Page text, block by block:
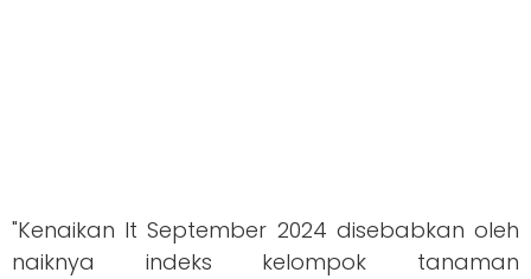
"Kenaikan It September 2024 disebabkan oleh
naiknya indeks kelompok tanaman